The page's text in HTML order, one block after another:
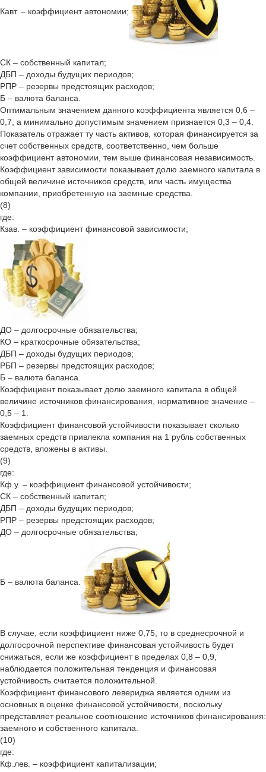
Кавт. – коэффициент автономии;
СК – собственный капитал;
ДБП – доходы будущих периодов;
РПР – резервы предстоящих расходов;
Б – валюта баланса.
Оптимальным значением данного коэффициента является 0,6 –
0,7, а минимально допустимым значением признается 0,3 – 0,4.
Показатель отражает ту часть активов, которая финансируется за
счет собственных средств, соответственно, чем больше
коэффициент автономии, тем выше финансовая независимость.
Коэффициент зависимости показывает долю заемного капитала в
общей величине источников средств, или часть имущества
компании, приобретенную на заемные средства.
(8)
где:
Кзав. – коэффициент финансовой зависимости;
ДО – долгосрочные обязательства;
КО – краткосрочные обязательства;
ДБП – доходы будущих периодов;
РБП – резервы предстоящих расходов;
Б – валюта баланса.
Коэффициент показывает долю заемного капитала в общей
величине источников финансирования, нормативное значение –
0,5 – 1.
Коэффициент финансовой устойчивости показывает сколько
заемных средств привлекла компания на 1 рубль собственных
средств, вложены в активы.
(9)
где:
Кф.у. – коэффициент финансовой устойчивости;
СК – собственный капитал;
ДБП – доходы будущих периодов;
РПР – резервы предстоящих расходов;
ДО – долгосрочные обязательства;
Б – валюта баланса.
В случае, если коэффициент ниже 0,75, то в среднесрочной и
долгосрочной перспективе финансовая устойчивость будет
снижаться, если же коэффициент в пределах 0,8 – 0,9,
наблюдается положительная тенденция и финансовая
устойчивость считается положительной.
Коэффициент финансового левериджа является одним из
основных в оценке финансовой устойчивости, поскольку
представляет реальное соотношение источников финансирования:
заемного и собственного капитала.
(10)
где:
Кф.лев. – коэффициент капитализации;